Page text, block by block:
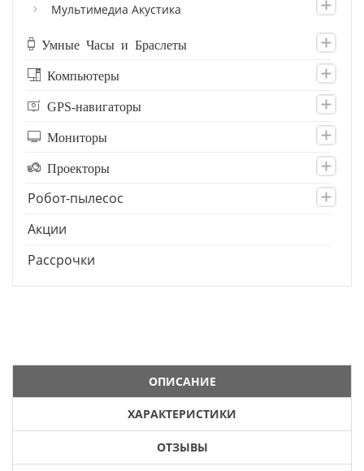
Мультимедиа Акустика
Умные Часы и Браслеты
Компьютеры
GPS-навигаторы
Мониторы
Проекторы
Робот-пылесос
Акции
Рассрочки
ОПИСАНИЕ
ХАРАКТЕРИСТИКИ
ОТЗЫВЫ